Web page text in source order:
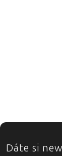
ZÁPATÍ
Dáte si